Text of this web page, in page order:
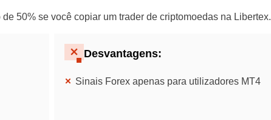
50% se você copiar um trader de criptomoedas na Libertex.
Desvantagens:
Sinais Forex apenas para utilizadores MT4